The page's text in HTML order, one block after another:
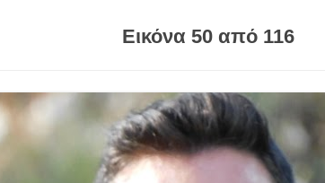
Εικόνα 50 από 116